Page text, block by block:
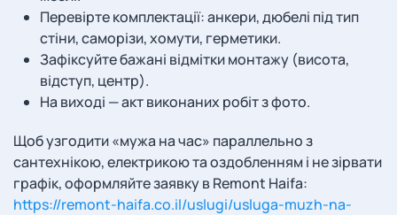
Перевірте комплектації: анкери, дюбелі під тип
стіни, саморізи, хомути, герметики.
Зафіксуйте бажані відмітки монтажу (висота,
відступ, центр).
На виході — акт виконаних робіт з фото.
Щоб узгодити «мужа на час» параллельно з
сантехнікою, електрикою та оздобленням і не зірвати
графік, оформляйте заявку в Remont Haifa:
https://remont-haifa.co.il/uslugi/usluga-muzh-na-